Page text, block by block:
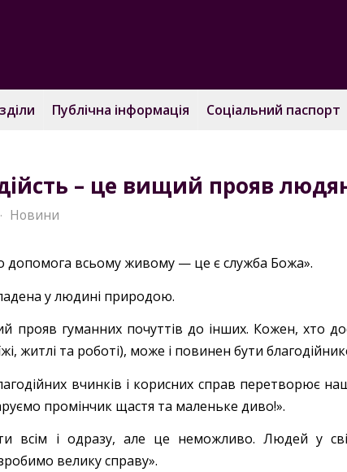
Публічна інформація Соціальний паспорт
– це вищий прояв
· Новини
допомога всьому живому — це є служба Божа».
у людині природою.
прояв гуманних почуттів до інших. Кожен, хто
житлі та роботі), може і повинен бути
вчинків і корисних справ перетворює
промінчик щастя та маленьке диво!».
всім і одразу, але це неможливо. Людей у
велику справу».